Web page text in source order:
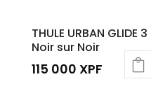
THULE URBAN GLIDE 3
Noir sur Noir
115 000 XPF